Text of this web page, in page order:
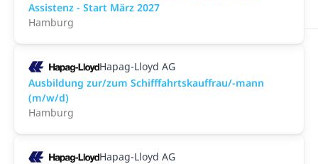
Assistenz - Start März 2027
Hamburg
Hapag-Lloyd AG
Ausbildung zur/zum Schifffahrtskauffrau/-mann
(m/w/d)
Hamburg
Hapag-Lloyd AG